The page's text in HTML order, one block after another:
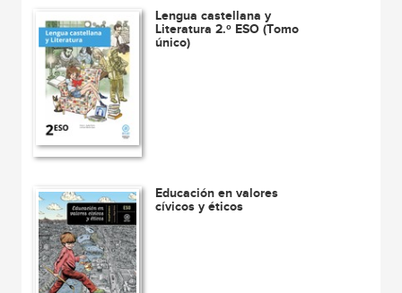
Lengua castellana y
Literatura 2.º ESO (Tomo
único)
Educación en valores
cívicos y éticos